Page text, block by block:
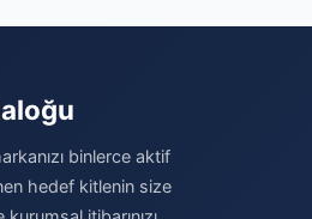
binlerce aktif
hedef kitlenin size